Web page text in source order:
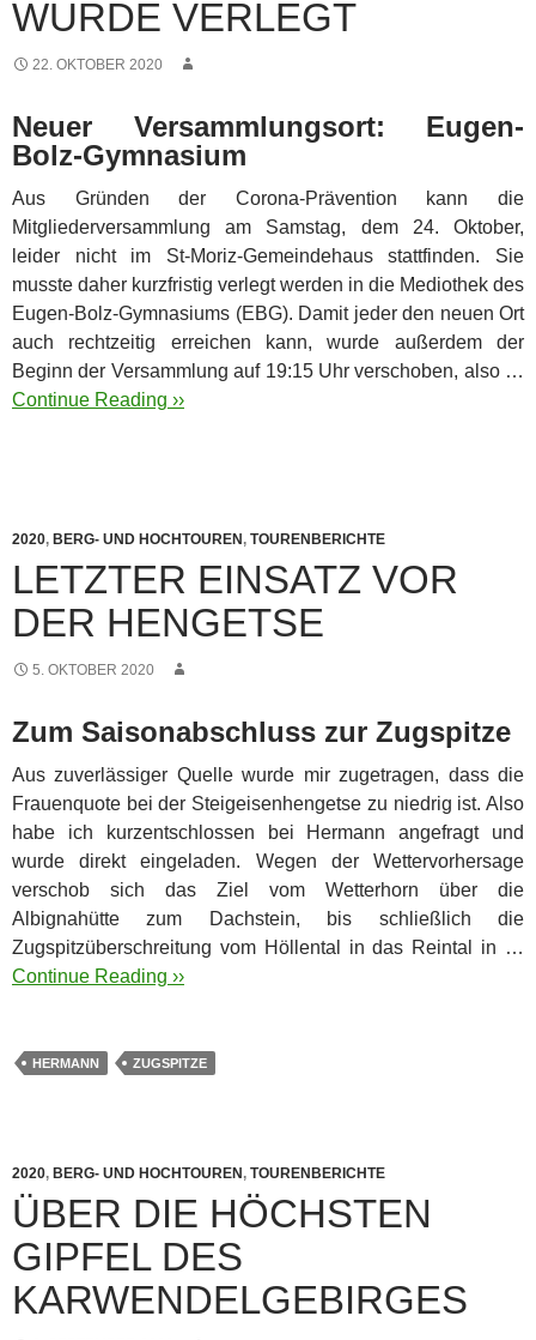
WURDE VERLEGT
22. OKTOBER 2020
Neuer Versammlungsort: Eugen-
Bolz-Gymnasium
Aus Gründen der Corona-Prävention kann die
Mitgliederversammlung am Samstag, dem 24. Oktober,
leider nicht im St-Moriz-Gemeindehaus stattfinden. Sie
musste daher kurzfristig verlegt werden in die Mediothek des
Eugen-Bolz-Gymnasiums (EBG). Damit jeder den neuen Ort
auch rechtzeitig erreichen kann, wurde außerdem der
Beginn der Versammlung auf 19:15 Uhr verschoben, also …
Continue Reading ››
2020, BERG- UND HOCHTOUREN, TOURENBERICHTE
LETZTER EINSATZ VOR
DER HENGETSE
5. OKTOBER 2020
Zum Saisonabschluss zur Zugspitze
Aus zuverlässiger Quelle wurde mir zugetragen, dass die
Frauenquote bei der Steigeisenhengetse zu niedrig ist. Also
habe ich kurzentschlossen bei Hermann angefragt und
wurde direkt eingeladen. Wegen der Wettervorhersage
verschob sich das Ziel vom Wetterhorn über die
Albignahütte zum Dachstein, bis schließlich die
Zugspitzüberschreitung vom Höllental in das Reintal in …
Continue Reading ››
HERMANN ZUGSPITZE
2020, BERG- UND HOCHTOUREN, TOURENBERICHTE
ÜBER DIE HÖCHSTEN
GIPFEL DES
KARWENDELGEBIRGES